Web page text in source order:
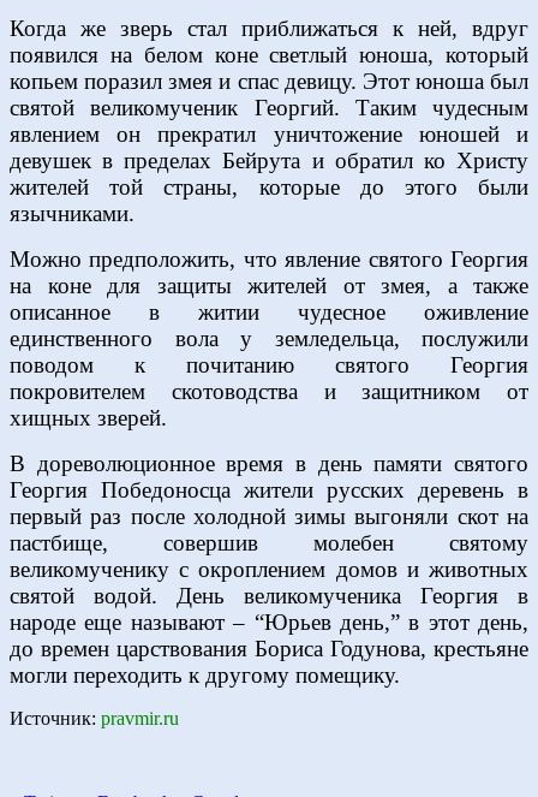
Когда же зверь стал приближаться к ней, вдруг
появился на белом коне светлый юноша, который
копьем поразил змея и спас девицу. Этот юноша был
святой великомученик Георгий. Таким чудесным
явлением он прекратил уничтожение юношей и
девушек в пределах Бейрута и обратил ко Христу
жителей той страны, которые до этого были
язычниками.
Можно предположить, что явление святого Георгия
на коне для защиты жителей от змея, а также
описанное в житии чудесное оживление
единственного вола у земледельца, послужили
поводом к почитанию святого Георгия
покровителем скотоводства и защитником от
хищных зверей.
В дореволюционное время в день памяти святого
Георгия Победоносца жители русских деревень в
первый раз после холодной зимы выгоняли скот на
пастбище, совершив молебен святому
великомученику с окроплением домов и животных
святой водой. День великомученика Георгия в
народе еще называют – “Юрьев день,” в этот день,
до времен царствования Бориса Годунова, крестьяне
могли переходить к другому помещику.
Источник: pravmir.ru